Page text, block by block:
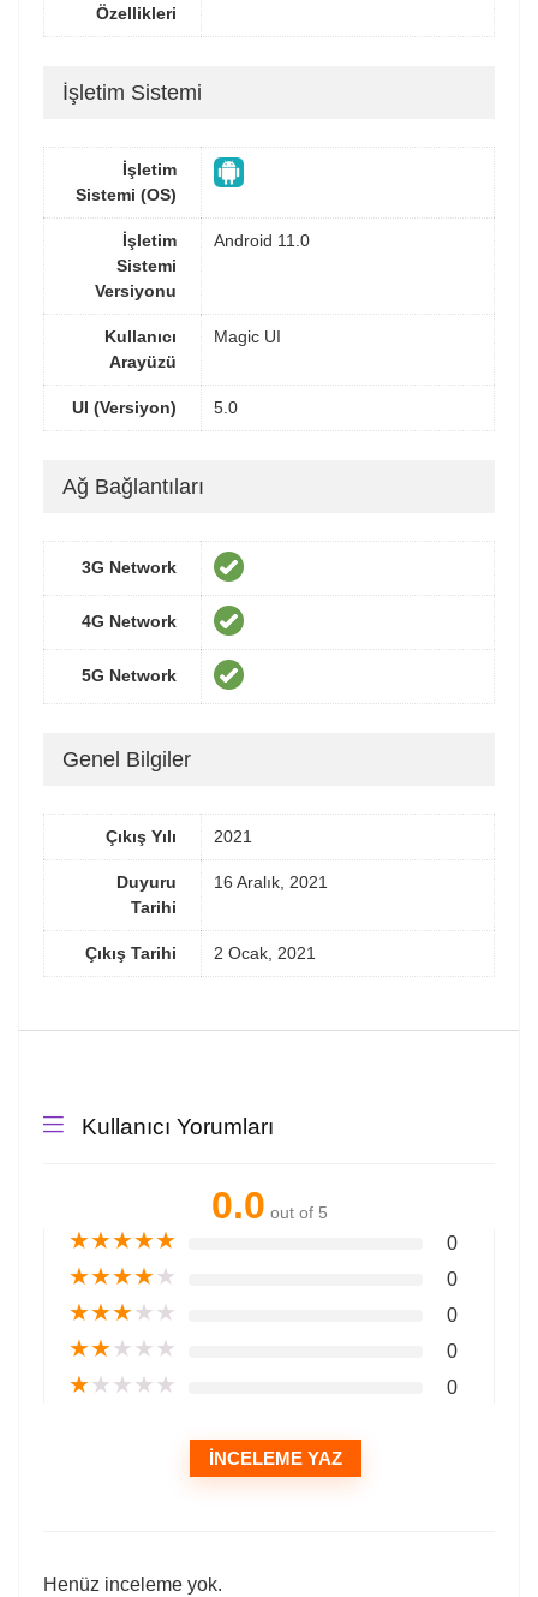
Özellikleri
İşletim Sistemi
İşletim
Sistemi (OS)
İşletim
Sistemi
Versiyonu
Android 11.0
Kullanıcı
Arayüzü
Magic UI
UI (Versiyon) 5.0
Ağ Bağlantıları
3G Network
4G Network
5G Network
Genel Bilgiler
Çıkış Yılı 2021
Duyuru
Tarihi
16 Aralık, 2021
Çıkış Tarihi 2 Ocak, 2021
Kullanıcı Yorumları
0.0 out of 5
★★★★★ 0
★★★★★ 0
★★★★★ 0
★★★★★ 0
★★★★★ 0
İNCELEME YAZ
Henüz inceleme yok.